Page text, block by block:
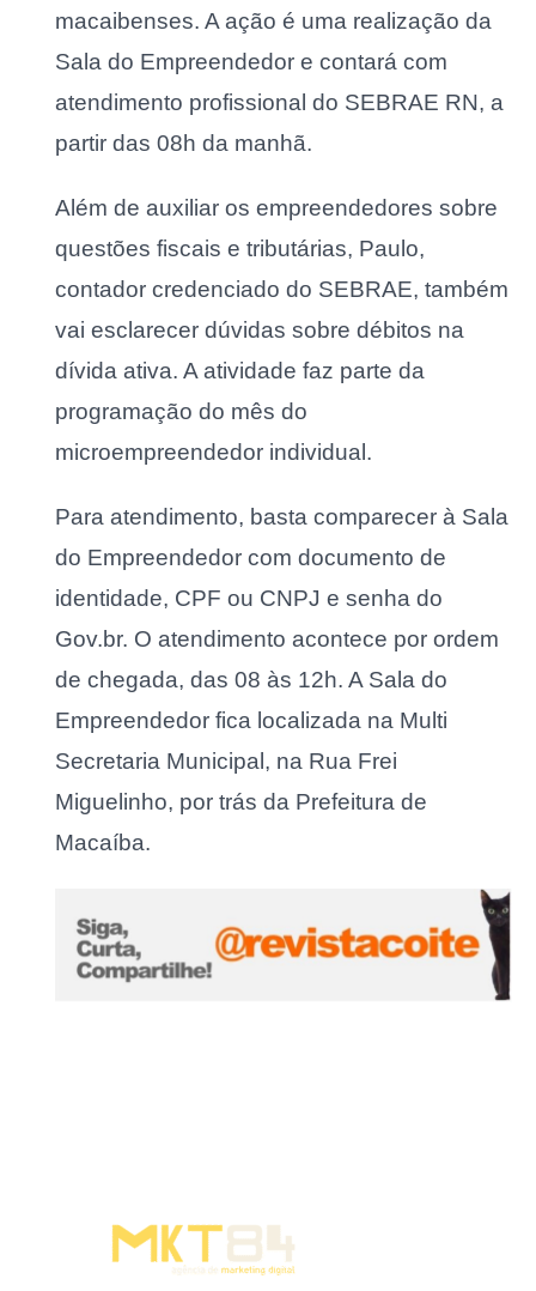
macaibenses. A ação é uma realização da
Sala do Empreendedor e contará com
atendimento profissional do SEBRAE RN, a
partir das 08h da manhã.
Além de auxiliar os empreendedores sobre
questões fiscais e tributárias, Paulo,
contador credenciado do SEBRAE, também
vai esclarecer dúvidas sobre débitos na
dívida ativa. A atividade faz parte da
programação do mês do
microempreendedor individual.
Para atendimento, basta comparecer à Sala
do Empreendedor com documento de
identidade, CPF ou CNPJ e senha do
Gov.br. O atendimento acontece por ordem
de chegada, das 08 às 12h. A Sala do
Empreendedor fica localizada na Multi
Secretaria Municipal, na Rua Frei
Miguelinho, por trás da Prefeitura de
Macaíba.